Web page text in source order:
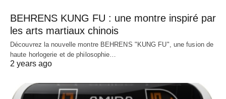
BEHRENS KUNG FU : une montre inspiré par
les arts martiaux chinois
Découvrez la nouvelle montre BEHRENS "KUNG FU", une fusion de
haute horlogerie et de philosophie…
2 years ago